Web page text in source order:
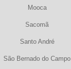
Mooca
Sacomã
Santo André
São Bernado do Campo